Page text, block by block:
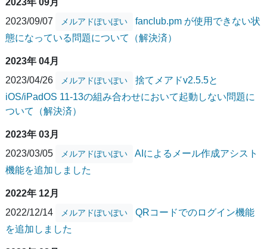
2023年 09月
2023/09/07
メルアドぽいぽい
fanclub.pm が使用できない状
態になっている問題について（解決済）
2023年 04月
2023/04/26
メルアドぽいぽい
捨てメアドv2.5.5と
iOS/iPadOS 11-13の組み合わせにおいて起動しない問題に
ついて（解決済）
2023年 03月
2023/03/05
メルアドぽいぽい
AIによるメール作成アシスト
機能を追加しました
2022年 12月
2022/12/14
メルアドぽいぽい
QRコードでのログイン機能
を追加しました